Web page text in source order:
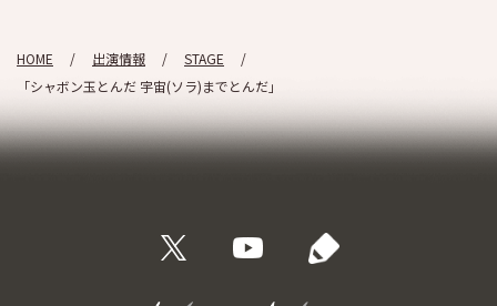
HOME 出演情報
STAGE
「シャボン玉とんだ 宇宙(ソラ)までとんだ」